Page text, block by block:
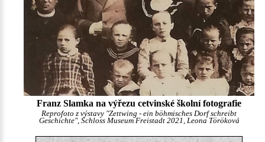
Franz Slamka na výřezu cetvinské školní fotografie
Reprofoto z výstavy "Zettwing - ein böhmisches Dorf schreibt
Geschichte", Schloss Museum Freistadt 2021, Leona Töröková